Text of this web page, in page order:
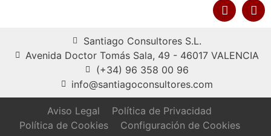
Santiago Consultores S.L.
Avenida Doctor Tomás Sala, 49 - 46017 VALENCIA
(+34) 96 358 00 96
info@santiagoconsultores.com
Aviso Legal
Política de Privacidad
Política de Cookies
Configuración de Cookies